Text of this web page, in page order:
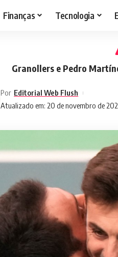
Finanças Tecnologia
Granollers e Pedro
Atualizado em: 20 de novembro de
Por Editorial Web Flush